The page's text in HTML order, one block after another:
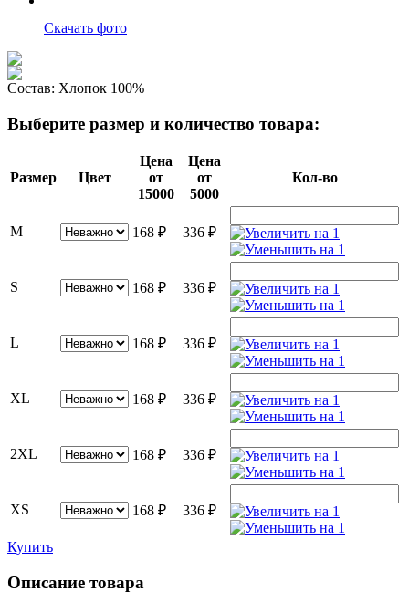
Скачать фото
Состав: Хлопок 100%
Выберите размер и количество товара:
Размер Цвет
Цена
от
15000
Цена
от
5000
Кол-во
M 168 ₽ 336 ₽
S 168 ₽ 336 ₽
L 168 ₽ 336 ₽
XL 168 ₽ 336 ₽
2XL 168 ₽ 336 ₽
XS 168 ₽ 336 ₽
Купить
Описание товара